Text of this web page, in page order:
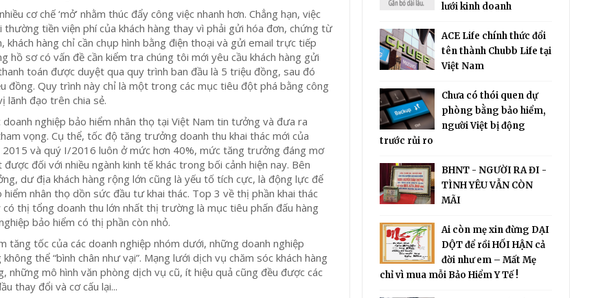
cơ chế ‘mở’ nhằm thúc đẩy công việc nhanh hơn. Chẳng hạn, việc
thường tiền viện phí của khách hàng thay vì phải gửi hóa đơn, chứng từ
khách hàng chỉ cần chụp hình bằng điện thoại và gửi email trực tiếp
hồ sơ có vấn đề cần kiểm tra chúng tôi mới yêu cầu khách hàng gửi
toán được duyệt qua quy trình ban đầu là 5 triệu đồng, sau đó
đồng. Quy trình này chỉ là một trong các mục tiêu đột phá bằng công
lãnh đạo trên chia sẻ.
doanh nghiệp bảo hiểm nhân thọ tại Việt Nam tin tưởng và đưa ra
vọng. Cụ thể, tốc độ tăng trưởng doanh thu khai thác mới của
2015 và quý I/2016 luôn ở mức hơn 40%, mức tăng trưởng đáng mơ
đối với nhiều ngành kinh tế khác trong bối cảnh hiện nay. Bên
dư địa khách hàng rộng lớn cũng là yếu tố tích cực, là động lực để
hiểm nhân thọ dồn sức đầu tư khai thác. Top 3 về thị phần khai thác
thị tổng doanh thu lớn nhất thị trường là mục tiêu phấn đấu hàng
bảo hiểm có thị phần còn nhỏ.
tốc của các doanh nghiệp nhóm dưới, những doanh nghiệp
thể “bình chân như vại”. Mạng lưới dịch vụ chăm sóc khách hàng
những mô hình văn phòng dịch vụ cũ, ít hiệu quả cũng đều được các
thay đổi và cơ cấu lại...
lưới kinh doanh
ACE Life chính thức đổi
tên thành Chubb Life tại
Việt Nam
Chưa có thói quen dự
phòng bằng bảo hiểm,
người Việt bị động
trước rủi ro
BHNT - NGƯỜI RA ĐI -
TÌNH YÊU VẪN CÒN
MÃI
Ai còn mẹ xin đừng DẠI
DỘT để rồi HỐI HẬN cả
đời như em – Mất Mẹ
chỉ vì mua mỗi Bảo Hiểm Y Tế !